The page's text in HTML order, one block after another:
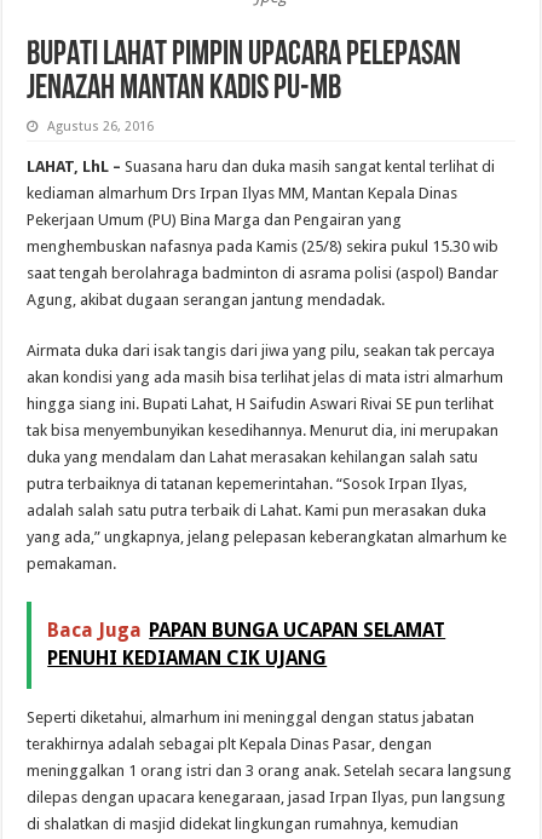
BUPATI LAHAT PIMPIN UPACARA PELEPASAN
JENAZAH MANTAN KADIS PU-MB
Agustus 26, 2016
LAHAT, LhL – Suasana haru dan duka masih sangat kental terlihat di
kediaman almarhum Drs Irpan Ilyas MM, Mantan Kepala Dinas
Pekerjaan Umum (PU) Bina Marga dan Pengairan yang
menghembuskan nafasnya pada Kamis (25/8) sekira pukul 15.30 wib
saat tengah berolahraga badminton di asrama polisi (aspol) Bandar
Agung, akibat dugaan serangan jantung mendadak.
Airmata duka dari isak tangis dari jiwa yang pilu, seakan tak percaya
akan kondisi yang ada masih bisa terlihat jelas di mata istri almarhum
hingga siang ini. Bupati Lahat, H Saifudin Aswari Rivai SE pun terlihat
tak bisa menyembunyikan kesedihannya. Menurut dia, ini merupakan
duka yang mendalam dan Lahat merasakan kehilangan salah satu
putra terbaiknya di tatanan kepemerintahan. “Sosok Irpan Ilyas,
adalah salah satu putra terbaik di Lahat. Kami pun merasakan duka
yang ada,” ungkapnya, jelang pelepasan keberangkatan almarhum ke
pemakaman.
Baca Juga PAPAN BUNGA UCAPAN SELAMAT
PENUHI KEDIAMAN CIK UJANG
Seperti diketahui, almarhum ini meninggal dengan status jabatan
terakhirnya adalah sebagai plt Kepala Dinas Pasar, dengan
meninggalkan 1 orang istri dan 3 orang anak. Setelah secara langsung
dilepas dengan upacara kenegaraan, jasad Irpan Ilyas, pun langsung
di shalatkan di masjid didekat lingkungan rumahnya, kemudian